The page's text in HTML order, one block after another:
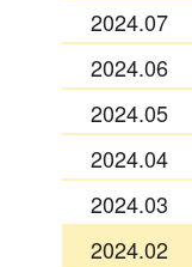
2024.07
2024.06
2024.05
2024.04
2024.03
2024.02